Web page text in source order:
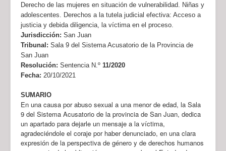
Derecho de las mujeres en situación de vulnerabilidad. Niñas y
adolescentes. Derechos a la tutela judicial efectiva: Acceso a
justicia y debida diligencia, la víctima en el proceso.
Jurisdicción: San Juan
Tribunal: Sala 9 del Sistema Acusatorio de la Provincia de
San Juan
Resolución: Sentencia N.º 11/2020
Fecha: 20/10/2021
SUMARIO
En una causa por abuso sexual a una menor de edad, la Sala
9 del Sistema Acusatorio de la provincia de San Juan, dedica
un apartado para dejarle un mensaje a la víctima,
agradeciéndole el coraje por haber denunciado, en una clara
expresión de la perspectiva de género y de derechos humanos